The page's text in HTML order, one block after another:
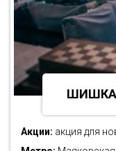
ШИШКА
Акции: акция для